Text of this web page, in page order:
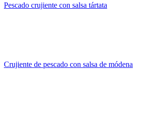
Pescado crujiente con salsa tártata
Crujiente de pescado con salsa de módena